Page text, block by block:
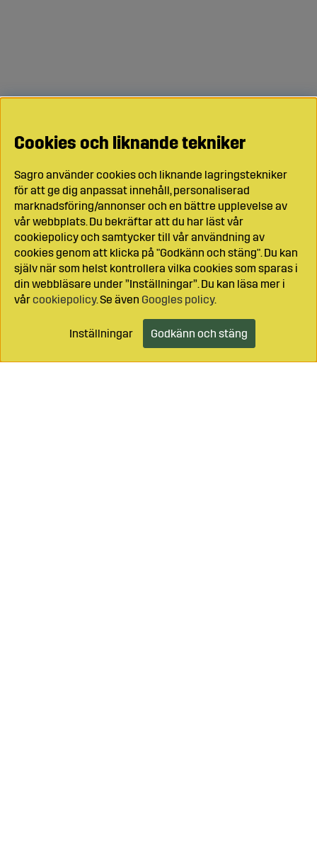
Lägg i kundvagnen
Cookies och liknande tekniker
Sagro använder cookies och liknande lagringstekniker
för att ge dig anpassat innehåll, personaliserad
marknadsföring/annonser och en bättre upplevelse av
vår webbplats. Du bekräftar att du har läst vår
cookiepolicy och samtycker till vår användning av
cookies genom att klicka på "Godkänn och stäng". Du kan
själv när som helst kontrollera vilka cookies som sparas i
din webbläsare under ”Inställningar”. Du kan läsa mer i
vårcookiepolicy. Se även Googles policy.
Inställningar Godkänn och stäng